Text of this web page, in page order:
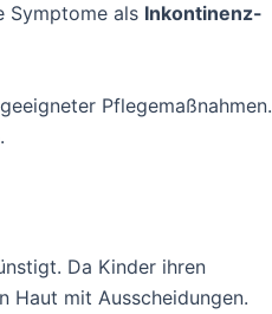
Symptome als Inkontinenz-
Pflegemaßnahmen.
Da Kinder ihren
Haut mit Ausscheidungen.